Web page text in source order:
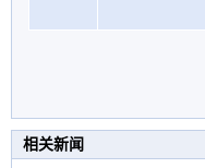
相关新闻